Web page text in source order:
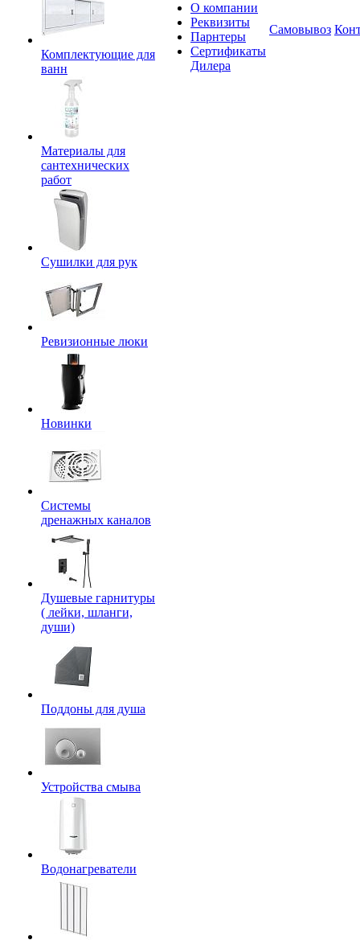
Комплектующие для
ванн
Материалы для
сантехнических
работ
Сушилки для рук
Ревизионные люки
Новинки
Системы
дренажных каналов
Душевые гарнитуры
( лейки, шланги,
души)
Поддоны для душа
Устройства смыва
Водонагреватели
О компании
Реквизиты
Парнтеры
Сертификаты
Дилера
Самовывоз